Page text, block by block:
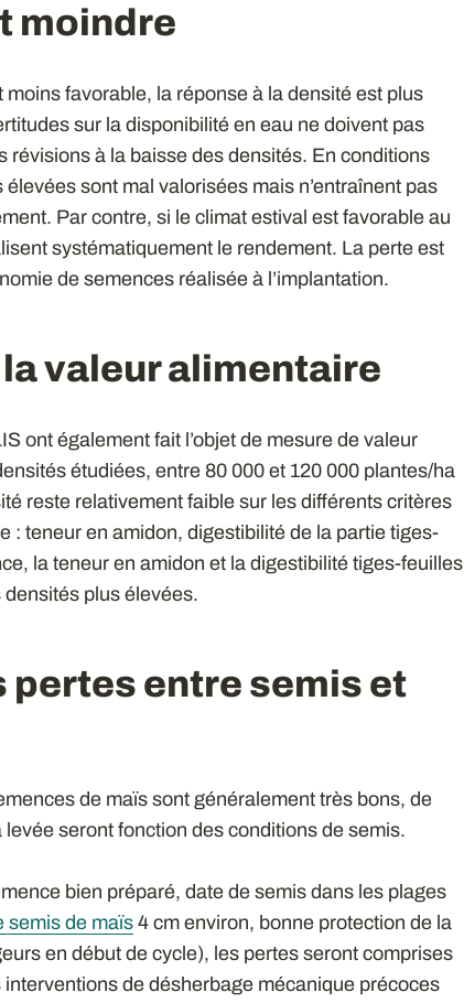
moindre
favorable, la réponse à la densité est plus
sur la disponibilité en eau ne doivent pas
révisions à la baisse des densités. En conditions
sont mal valorisées mais n’entraînent pas
Par contre, si le climat estival est favorable au
systématiquement le rendement. La perte est
de semences réalisée à l’implantation.
la valeur alimentaire
ont également fait l’objet de mesure de valeur
étudiées, entre 80 000 et 120 000 plantes/ha
reste relativement faible sur les différents critères
: teneur en amidon, digestibilité de la partie tiges-
la teneur en amidon et la digestibilité tiges-feuilles
plus élevées.
pertes entre semis et
de maïs sont généralement très bons, de
levée seront fonction des conditions de semis.
bien préparé, date de semis dans les plages
semis de maïs4 cm environ, bonne protection de la
en début de cycle), les pertes seront comprises
de désherbage mécanique précoces